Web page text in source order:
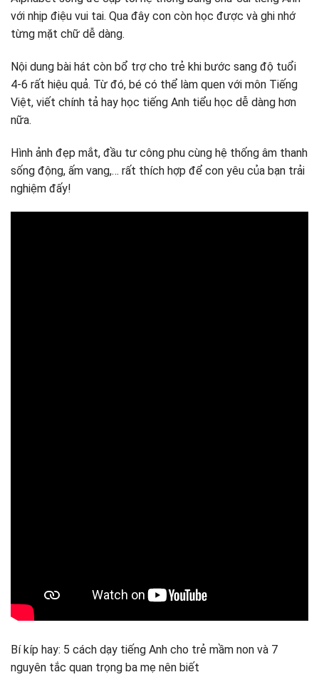
với nhịp điệu vui tai. Qua đây con còn học được và ghi nhớ
từng mặt chữ dễ dàng.
Nội dung bài hát còn bổ trợ cho trẻ khi bước sang độ tuổi
4-6 rất hiệu quả. Từ đó, bé có thể làm quen với môn Tiếng
Việt, viết chính tả hay học tiếng Anh tiểu học dễ dàng hơn
nữa.
Hình ảnh đẹp mắt, đầu tư công phu cùng hệ thống âm thanh
sống động, ấm vang,… rất thích hợp để con yêu của bạn trải
nghiệm đấy!
Bí kíp hay: 5 cách dạy tiếng Anh cho trẻ mầm non và 7
nguyên tắc quan trọng ba mẹ nên biết